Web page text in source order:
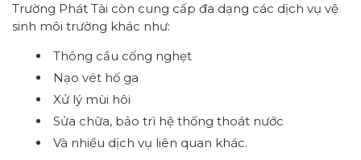
Trường Phát Tài còn cung cấp đa dạng các dịch vụ vệ
sinh môi trường khác như:
Thông cầu cống nghẹt
Nạo vét hố ga
Xử lý mùi hôi
Sửa chữa, bảo trì hệ thống thoát nước
Và nhiều dịch vụ liên quan khác.